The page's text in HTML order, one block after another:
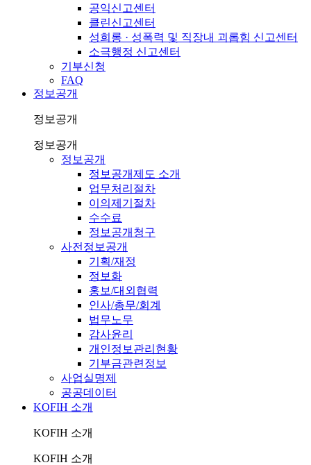
공익신고센터
클린신고센터
성희롱 · 성폭력 및 직장내 괴롭힘 신고센터
소극행정 신고센터
기부신청
FAQ
정보공개
정보공개
정보공개
정보공개
정보공개제도 소개
업무처리절차
이의제기절차
수수료
정보공개청구
사전정보공개
기획/재정
정보화
홍보/대외협력
인사/총무/회계
법무노무
감사윤리
개인정보관리현황
기부금관련정보
사업실명제
공공데이터
KOFIH 소개
KOFIH 소개
KOFIH 소개